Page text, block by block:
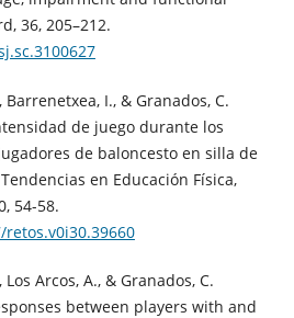
36, 205–212.
I., & Granados, C.
de juego durante los
de baloncesto en silla de
en Educación Física,
54-58.
Arcos, A., & Granados, C.
between players with and